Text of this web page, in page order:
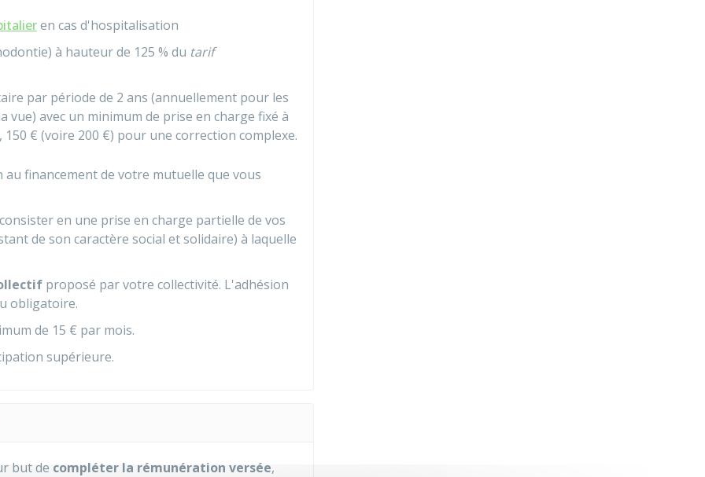
en cas d'hospitalisation
à hauteur de 125 % du tarif
par période de 2 ans (annuellement pour les
vue) avec un minimum de prise en charge fixé à
150 € (voire 200 €) pour une correction complexe.
financement de votre mutuelle que vous
en une prise en charge partielle de vos
de son caractère social et solidaire) à laquelle
proposé par votre collectivité. L'adhésion
obligatoire.
de 15 € par mois.
supérieure.
but de compléter la rémunération versée,